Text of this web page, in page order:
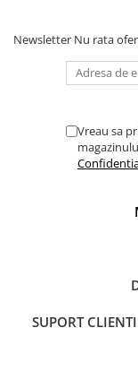
Newsletter Nu rata
Vreau sa
SUPORT CLIENTI